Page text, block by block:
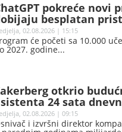
pokreće novi
besplatan
02.08.2026 | 15:15
će početi sa 10.000
2027. godine
otkrio
24 sata
02.08.2026 | 09:15
i izvršni direktor